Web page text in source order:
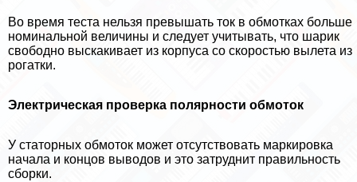
Во время теста нельзя превышать ток в обмотках больше
номинальной величины и следует учитывать, что шарик
свободно выскакивает из корпуса со скоростью вылета из
рогатки.
Электрическая проверка полярности обмоток
У статорных обмоток может отсутствовать маркировка
начала и концов выводов и это затруднит правильность
сборки.